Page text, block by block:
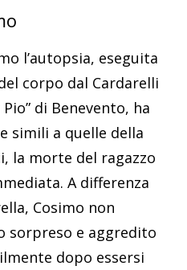
l’autopsia, eseguita
corpo dal Cardarelli
di Benevento, ha
simili a quelle della
la morte del ragazzo
A differenza
Cosimo non
sorpreso e aggredito
dopo essersi